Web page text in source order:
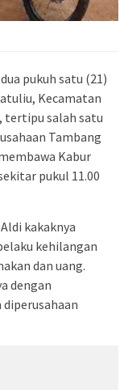
pukuh satu (21)
Kecamatan
tertipu salah satu
Tambang
Kabur
pukul 11.00
kakaknya
kehilangan
dan uang.
dengan